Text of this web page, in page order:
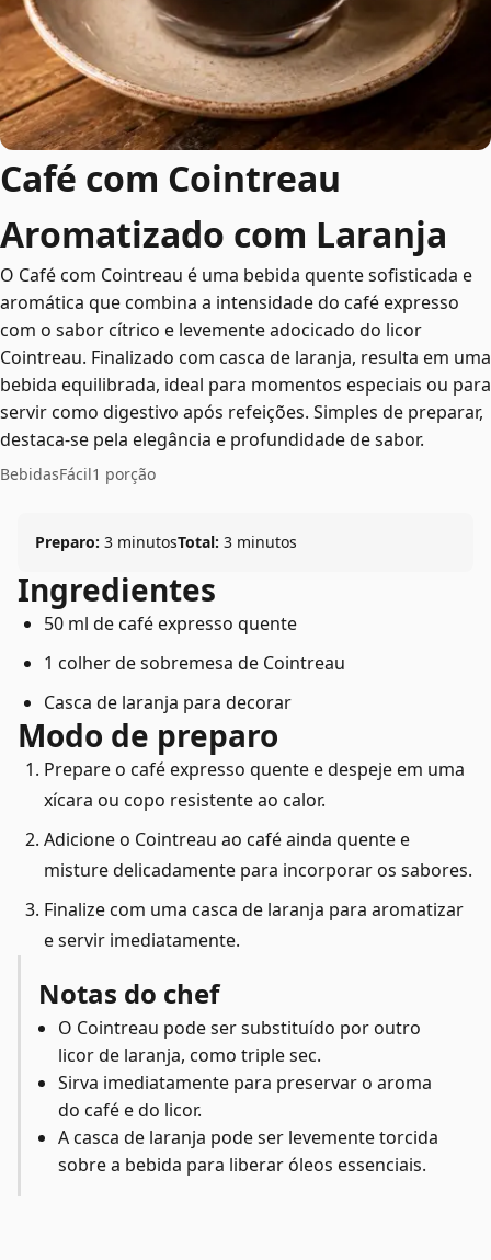
Café com Cointreau
Aromatizado com Laranja
O Café com Cointreau é uma bebida quente sofisticada e
aromática que combina a intensidade do café expresso
com o sabor cítrico e levemente adocicado do licor
Cointreau. Finalizado com casca de laranja, resulta em uma
bebida equilibrada, ideal para momentos especiais ou para
servir como digestivo após refeições. Simples de preparar,
destaca-se pela elegância e profundidade de sabor.
BebidasFácil1 porção
Preparo: 3 minutosTotal: 3 minutos
Ingredientes
50 ml de café expresso quente
1 colher de sobremesa de Cointreau
Casca de laranja para decorar
Modo de preparo
Prepare o café expresso quente e despeje em uma
xícara ou copo resistente ao calor.
Adicione o Cointreau ao café ainda quente e
misture delicadamente para incorporar os sabores.
Finalize com uma casca de laranja para aromatizar
e servir imediatamente.
Notas do chef
O Cointreau pode ser substituído por outro
licor de laranja, como triple sec.
Sirva imediatamente para preservar o aroma
do café e do licor.
A casca de laranja pode ser levemente torcida
sobre a bebida para liberar óleos essenciais.